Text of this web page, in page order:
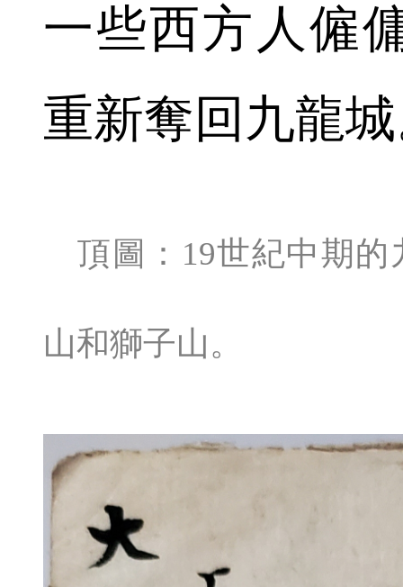
一些西方人僱
重新奪回九龍
頂圖：19世紀中期的
山和獅子山。